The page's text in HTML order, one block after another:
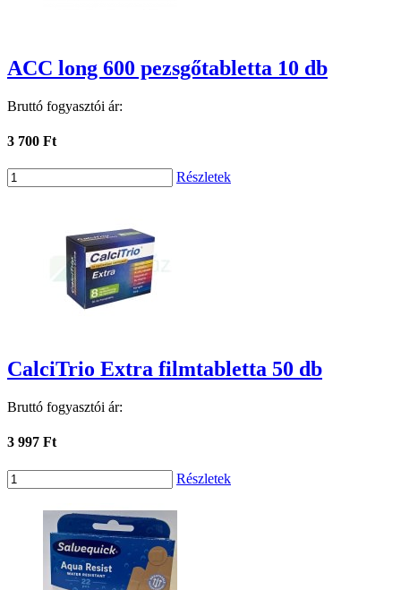
ACC long 600 pezsgőtabletta 10 db
Bruttó fogyasztói ár:
3 700 Ft
Részletek
CalciTrio Extra filmtabletta 50 db
Bruttó fogyasztói ár:
3 997 Ft
Részletek